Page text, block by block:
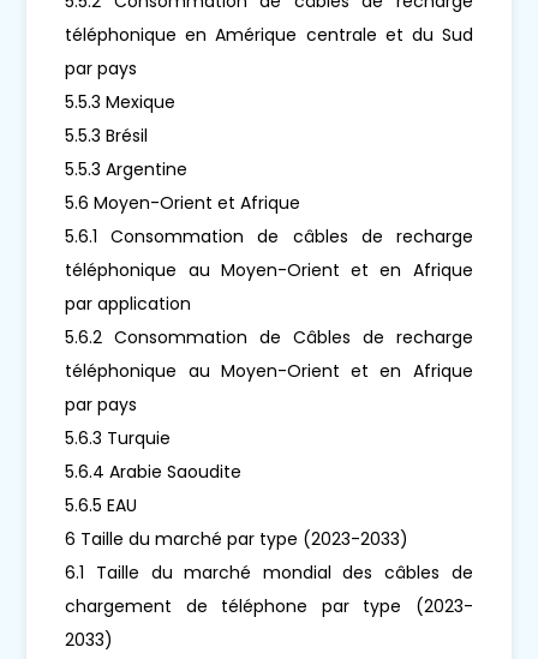
téléphonique en Amérique centrale et du Sud
par pays
5.5.3 Mexique
5.5.3 Brésil
5.5.3 Argentine
5.6 Moyen-Orient et Afrique
5.6.1 Consommation de câbles de recharge
téléphonique au Moyen-Orient et en Afrique
par application
5.6.2 Consommation de Câbles de recharge
téléphonique au Moyen-Orient et en Afrique
par pays
5.6.3 Turquie
5.6.4 Arabie Saoudite
5.6.5 EAU
6 Taille du marché par type (2023-2033)
6.1 Taille du marché mondial des câbles de
chargement de téléphone par type (2023-
2033)